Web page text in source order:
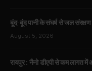
बूंद-बूंद पानी के संघर्ष से जल संरक्षण
August 5, 2026
रायपुर : नैनो डीएपी से कम लागत